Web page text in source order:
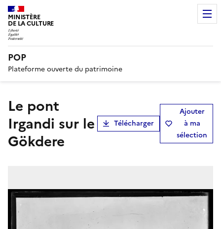
MINISTÈRE
DE LA CULTURE
POP
Plateforme ouverte du patrimoine
Le pont
Irgandi sur le
Gökdere
Télécharger
Ajouter
à ma
sélection